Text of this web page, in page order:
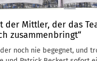
der Mittler, der das
zusammenbringt“
noch nie begegnet, und